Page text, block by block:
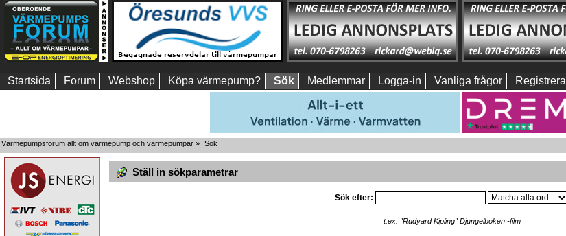
Startsida Forum Webshop Köpa värmepump? Sök Medlemmar Logga-in Vanliga frågor Registrera
Värmepumpsforum allt om värmepump och värmepumpar » Sök
Ställ in sökparametrar
Sök efter:
t.ex: "Rudyard Kipling" Djungelboken -film